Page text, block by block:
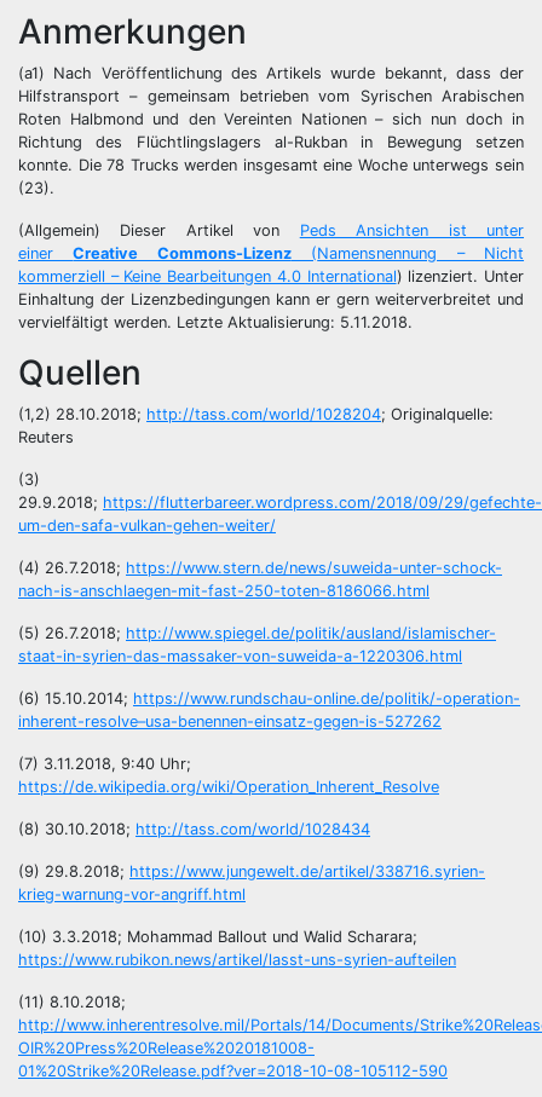
Anmerkungen
(a1) Nach Veröffentlichung des Artikels wurde bekannt, dass der
Hilfstransport – gemeinsam betrieben vom Syrischen Arabischen
Roten Halbmond und den Vereinten Nationen – sich nun doch in
Richtung des Flüchtlingslagers al-Rukban in Bewegung setzen
konnte. Die 78 Trucks werden insgesamt eine Woche unterwegs sein
(23).
(Allgemein) Dieser Artikel von Peds Ansichten ist unter
einerCreative Commons-Lizenz(Namensnennung – Nicht
kommerziell – Keine Bearbeitungen 4.0 International) lizenziert. Unter
Einhaltung der Lizenzbedingungen kann er gern weiterverbreitet und
vervielfältigt werden. Letzte Aktualisierung: 5.11.2018.
Quellen
(1,2) 28.10.2018; http://tass.com/world/1028204; Originalquelle:
Reuters
(3)
29.9.2018; https://flutterbareer.wordpress.com/2018/09/29/gefechte-
um-den-safa-vulkan-gehen-weiter/
(4) 26.7.2018; https://www.stern.de/news/suweida-unter-schock-
nach-is-anschlaegen-mit-fast-250-toten-8186066.html
(5) 26.7.2018; http://www.spiegel.de/politik/ausland/islamischer-
staat-in-syrien-das-massaker-von-suweida-a-1220306.html
(6) 15.10.2014; https://www.rundschau-online.de/politik/-operation-
inherent-resolve–usa-benennen-einsatz-gegen-is-527262
(7) 3.11.2018, 9:40 Uhr;
https://de.wikipedia.org/wiki/Operation_Inherent_Resolve
(8) 30.10.2018; http://tass.com/world/1028434
(9) 29.8.2018; https://www.jungewelt.de/artikel/338716.syrien-
krieg-warnung-vor-angriff.html
(10) 3.3.2018; Mohammad Ballout und Walid Scharara;
https://www.rubikon.news/artikel/lasst-uns-syrien-aufteilen
(11) 8.10.2018;
http://www.inherentresolve.mil/Portals/14/Documents/
OIR%20Press%20Release%2020181008-
01%20Strike%20Release.pdf?ver=2018-10-08-105112-590